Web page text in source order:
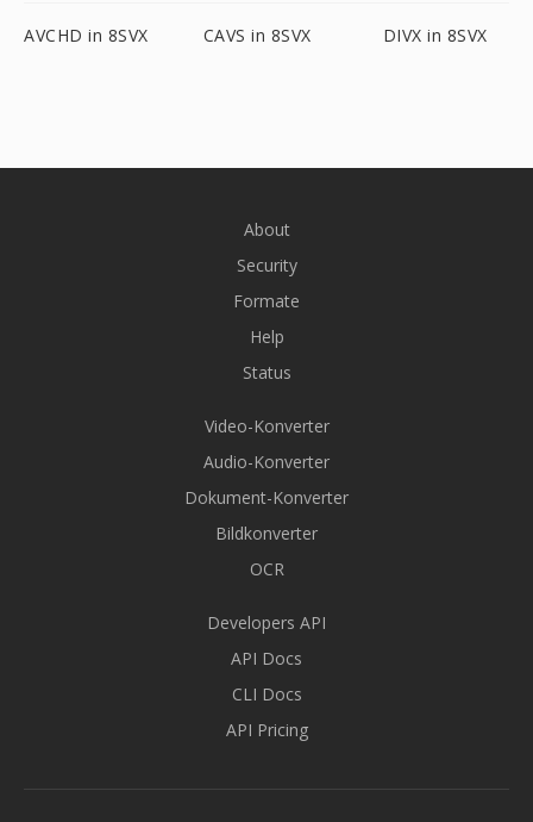
AVCHD in 8SVX CAVS in 8SVX DIVX in 8SVX
About
Security
Formate
Help
Status
Video-Konverter
Audio-Konverter
Dokument-Konverter
Bildkonverter
OCR
Developers API
API Docs
CLI Docs
API Pricing